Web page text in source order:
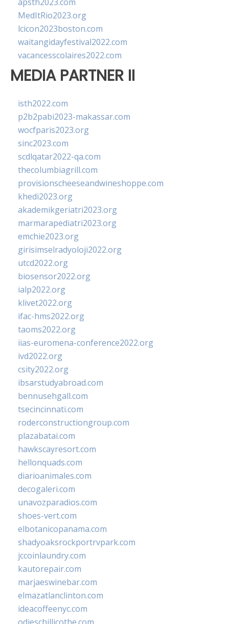
MedItRio2023.org
lcicon2023boston.com
waitangidayfestival2022.com
vacancesscolaires2022.com
MEDIA PARTNER II
isth2022.com
p2b2pabi2023-makassar.com
wocfparis2023.org
sinc2023.com
scdlqatar2022-qa.com
thecolumbiagrill.com
provisionscheeseandwineshoppe.com
khedi2023.org
akademikgeriatri2023.org
marmarapediatri2023.org
emchie2023.org
girisimselradyoloji2022.org
utcd2022.org
biosensor2022.org
ialp2022.org
klivet2022.org
ifac-hms2022.org
taoms2022.org
iias-euromena-conference2022.org
ivd2022.org
csity2022.org
ibsarstudyabroad.com
bennusehgall.com
tsecincinnati.com
roderconstructiongroup.com
plazabatai.com
hawkscayresort.com
hellonquads.com
diarioanimales.com
decogaleri.com
unavozparadios.com
shoes-vert.com
elbotanicopanama.com
shadyoaksrockportrvpark.com
jccoinlaundry.com
kautorepair.com
marjaeswinebar.com
elmazatlanclinton.com
ideacoffeenyc.com